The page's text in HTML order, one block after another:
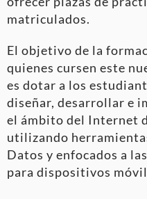
matriculados.
El objetivo de la
quienes cursen este
es dotar a los
diseñar, desarrollar e
el ámbito del Internet
utilizando
Datos y enfocados a
para dispositivos